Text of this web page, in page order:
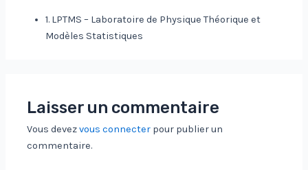
1. LPTMS – Laboratoire de Physique Théorique et
Modèles Statistiques
Laisser un commentaire
Vous devezvous connecter pour publier un
commentaire.